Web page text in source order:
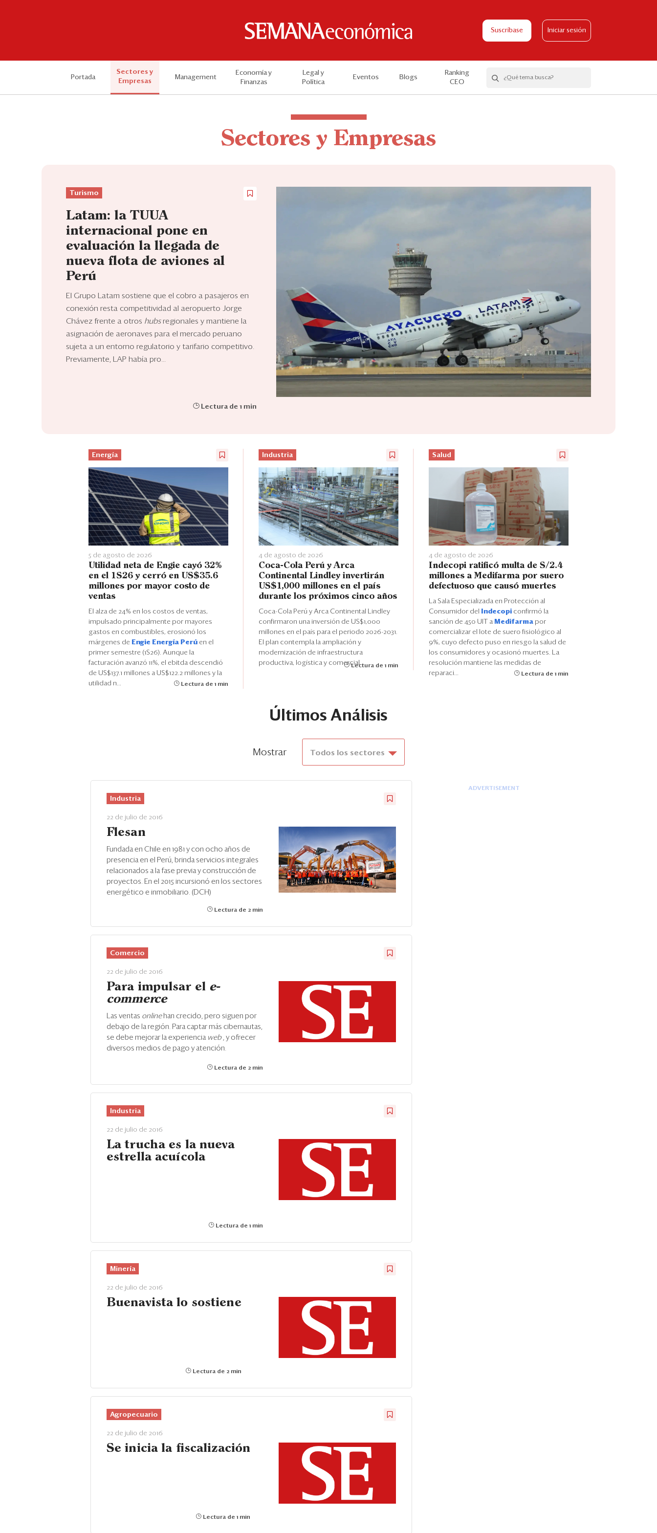
Suscríbase Iniciar sesión
Portada
Sectores y
Empresas
Management
Economía y
Finanzas
Legal y
Política
Eventos Blogs
Ranking
CEO
Sectores y Empresas
Turismo
Latam: la TUUA
internacional pone en
evaluación la llegada de
nueva flota de aviones al
Perú
El Grupo Latam sostiene que el cobro a pasajeros en
conexión resta competitividad al aeropuerto Jorge
Chávez frente a otros hubsregionales y mantiene la
asignación de aeronaves para el mercado peruano
sujeta a un entorno regulatorio y tarifario competitivo.
Previamente, LAP había pro...
Lectura de 1 min
Energía
5 de agosto de 2026
Utilidad neta de Engie cayó 32%
en el 1S26 y cerró en US$35.6
millones por mayor costo de
ventas
El alza de 24% en los costos de ventas,
impulsado principalmente por mayores
gastos en combustibles, erosionó los
márgenes de Engie Energía Perú en el
primer semestre (1S26). Aunque la
facturación avanzó 11%, el ebitda descendió
de US$137.1 millones a US$122.2 millones y la
utilidad n...
Lectura de 1 min
Industria
4 de agosto de 2026
Coca-Cola Perú y Arca
Continental Lindley invertirán
US$1,000 millones en el país
durante los próximos cinco años
Coca-Cola Perú y Arca Continental Lindley
confirmaron una inversión de US$1,000
millones en el país para el periodo 2026-2031.
El plan contempla la ampliación y
modernización de infraestructura
productiva, logística y comercial.Lectura de 1 min
Salud
4 de agosto de 2026
Indecopi ratificó multa de S/2.4
millones a Medifarma por suero
defectuoso que causó muertes
La Sala Especializada en Protección al
Consumidor del
Indecopi confirmó la
sanción de 450 UIT a Medifarma por
comercializar el lote de suero fisiológico al
9%, cuyo defecto puso en riesgo la salud de
los consumidores y ocasionó muertes. La
resolución mantiene las medidas de
reparaci...
Lectura de 1 min
Últimos Análisis
Mostrar Todos los sectores
Industria
22 de julio de 2016
Flesan
Fundada en Chile en 1981 y con ocho años de
presencia en el Perú, brinda servicios integrales
relacionados a la fase previa y construcción de
proyectos. En el 2015 incursionó en los sectores
energético e inmobiliario. (DCH)
Lectura de 2 min
Comercio
22 de julio de 2016
Para impulsar el e-
commerce
Las ventas online han crecido, pero siguen por
debajo de la región. Para captar más cibernautas,
se debe mejorar la experiencia web , y ofrecer
diversos medios de pago y atención.
Lectura de 2 min
Industria
22 de julio de 2016
La trucha es la nueva
estrella acuícola
Lectura de 1 min
Minería
22 de julio de 2016
Buenavista lo sostiene
Lectura de 2 min
Agropecuario
22 de julio de 2016
Se inicia la fiscalización
Lectura de 1 min
ADVERTISEMENT